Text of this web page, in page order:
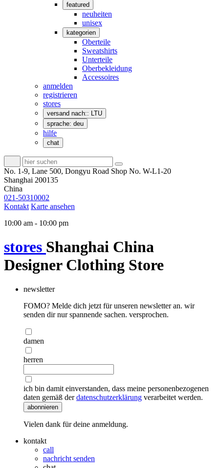
featured
neuheiten
unisex
kategorien
Oberteile
Sweatshirts
Unterteile
Oberbekleidung
Accessoires
anmelden
registrieren
stores
versand nach:: LTU
sprache: deu
hilfe
chat
No. 1-9, Lane 500, Dongyu Road Shop No. W-L1-20
Shanghai 200135
China
021-50310002
Kontakt Karte ansehen
10:00 am - 10:00 pm
stores Shanghai China
Designer Clothing Store
newsletter
FOMO? Melde dich jetzt für unseren newsletter an. wir
senden dir nur spannende sachen. versprochen.
damen
herren
ich bin damit einverstanden, dass meine personenbezogenen
daten gemäß derdatenschutzerklärung verarbeitet werden.
abonnieren
Vielen dank für deine anmeldung.
kontakt
call
nachricht senden